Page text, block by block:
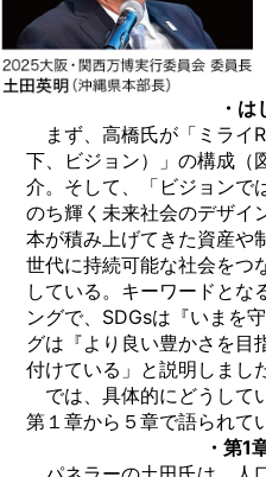
・は
まず、高橋氏が「ミライ
下、ビジョン）」の構成（
介。そして、「ビジョンで
のち輝く未来社会のデザイ
本が積み上げてきた資産や
世代に持続可能な社会をつ
している。キーワードとな
ングで、SDGsは『いまを
グは『より良い豊かさを目
付けている」と説明しまし
では、具体的にどうして
第１章から５章で語られて
・第